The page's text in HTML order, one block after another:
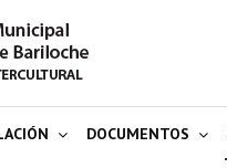
DOCUMENTOS